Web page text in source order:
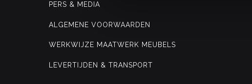
PERS & MEDIA
ALGEMENE VOORWAARDEN
WERKWIJZE MAATWERK MEUBELS
LEVERTIJDEN & TRANSPORT